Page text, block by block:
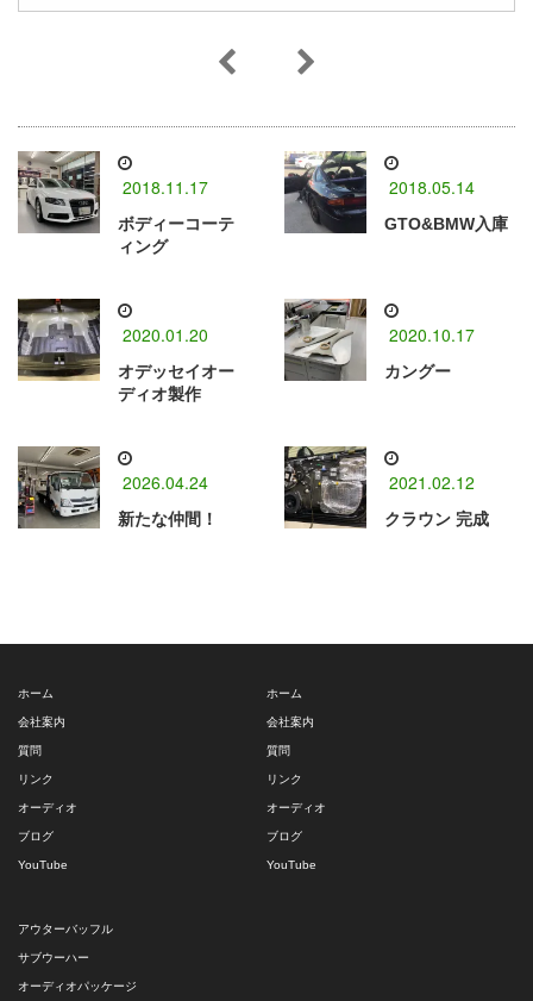
2018.11.17
ボディーコーテ
ィング
2018.05.14
GTO&BMW入庫
2020.01.20
オデッセイオー
ディオ製作
2020.10.17
カングー
2026.04.24
新たな仲間！
2021.02.12
クラウン 完成
ホーム
会社案内
質問
リンク
オーディオ
ブログ
YouTube
ホーム
会社案内
質問
リンク
オーディオ
ブログ
YouTube
アウターバッフル
サブウーハー
オーディオパッケージ